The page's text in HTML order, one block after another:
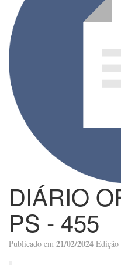
DIÁRIO
PS - 455
Publicado em 21/02/2024 Edição